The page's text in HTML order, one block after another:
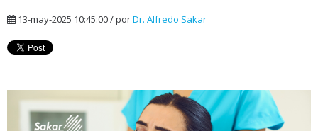
13-may-2025 10:45:00 / porDr. Alfredo Sakar